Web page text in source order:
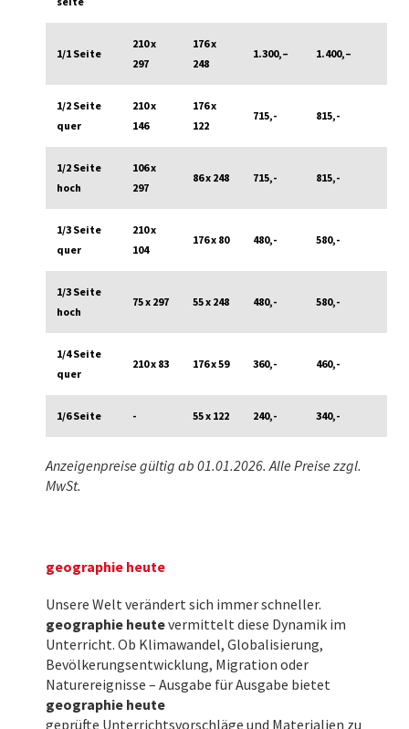
1/1 Seite
210 x
297
176 x
248
1.300,– 1.400,–
1/2 Seite
quer
210 x
146
176 x
122
715,- 815,-
1/2 Seite
hoch
106 x
297
86 x 248 715,- 815,-
1/3 Seite
quer
210 x
104
176 x 80 480,- 580,-
1/3 Seite
hoch
75 x 297 55 x 248 480,- 580,-
1/4 Seite
quer
210 x 83 176 x 59 360,- 460,-
1/6 Seite - 55 x 122 240,- 340,-
Anzeigenpreise gültig ab 01.01.2026. Alle Preise zzgl.
MwSt.
geographie heute
Unsere Welt verändert sich immer schneller.
geographie heutevermittelt diese Dynamik im
Unterricht. Ob Klimawandel, Globalisierung,
Bevölkerungsentwicklung, Migration oder
Naturereignisse – Ausgabe für Ausgabe bietet
geographie heute
geprüfte Unterrichtsvorschläge und Materialien zu